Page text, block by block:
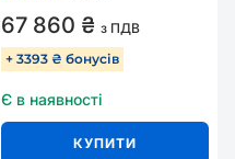
67 860 ₴ з ПДВ
+ 3393 ₴ бонусів
Є в наявності
КУПИТИ